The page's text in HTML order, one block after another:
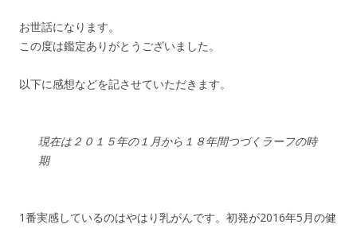
お世話になります。
この度は鑑定ありがとうございました。
以下に感想などを記させていただきます。
現在は２０１５年の１月から１８年間つづくラーフの時
期
1番実感しているのはやはり乳がんです。初発が2016年5月の健